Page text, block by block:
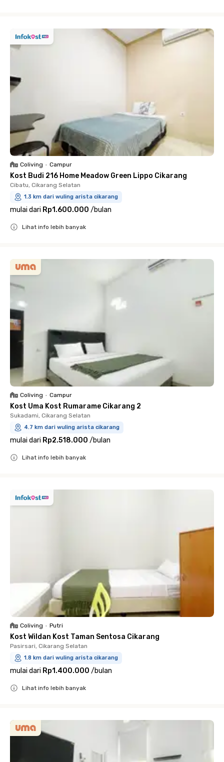
Coliving • Campur
Kost Budi 216 Home Meadow Green Lippo Cikarang
Cibatu, Cikarang Selatan
1.3 km dari wuling arista cikarang
mulai dari Rp1.600.000 /bulan
Lihat info lebih banyak
Coliving • Campur
Kost Uma Kost Rumarame Cikarang 2
Sukadami, Cikarang Selatan
4.7 km dari wuling arista cikarang
mulai dari Rp2.518.000 /bulan
Lihat info lebih banyak
Coliving • Putri
Kost Wildan Kost Taman Sentosa Cikarang
Pasirsari, Cikarang Selatan
1.8 km dari wuling arista cikarang
mulai dari Rp1.400.000 /bulan
Lihat info lebih banyak